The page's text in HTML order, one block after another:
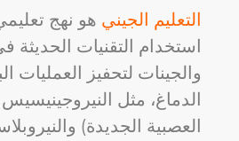
التعليم الجيني هو نهج
استخدام التقنيات
والجينات لتحفيز العمليات
الدماغ، مثل النيروجينيسيس
العصبية الجديدة)